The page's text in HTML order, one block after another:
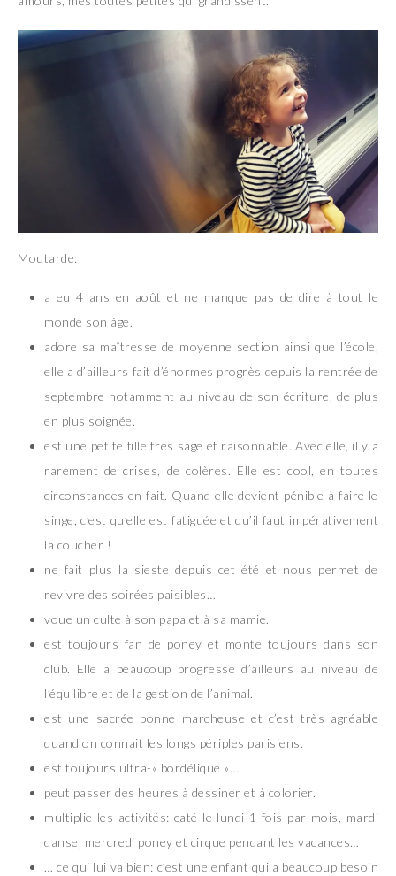
Moutarde:
a eu 4 ans en août et ne manque pas de dire à tout le
monde son âge.
adore sa maîtresse de moyenne section ainsi que l’école,
elle a d’ailleurs fait d’énormes progrès depuis la rentrée de
septembre notamment au niveau de son écriture, de plus
en plus soignée.
est une petite fille très sage et raisonnable. Avec elle, il y a
rarement de crises, de colères. Elle est cool, en toutes
circonstances en fait. Quand elle devient pénible à faire le
singe, c’est qu’elle est fatiguée et qu’il faut impérativement
la coucher !
ne fait plus la sieste depuis cet été et nous permet de
revivre des soirées paisibles…
voue un culte à son papa et à sa mamie.
est toujours fan de poney et monte toujours dans son
club. Elle a beaucoup progressé d’ailleurs au niveau de
l’équilibre et de la gestion de l’animal.
est une sacrée bonne marcheuse et c’est très agréable
quand on connait les longs périples parisiens.
est toujours ultra-« bordélique »…
peut passer des heures à dessiner et à colorier.
multiplie les activités: caté le lundi 1 fois par mois, mardi
danse, mercredi poney et cirque pendant les vacances…
… ce qui lui va bien: c’est une enfant qui a beaucoup besoin